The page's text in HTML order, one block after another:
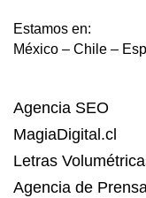
Estamos en:
México – Chile –
Agencia SEO
MagiaDigital.cl
Letras
Agencia de